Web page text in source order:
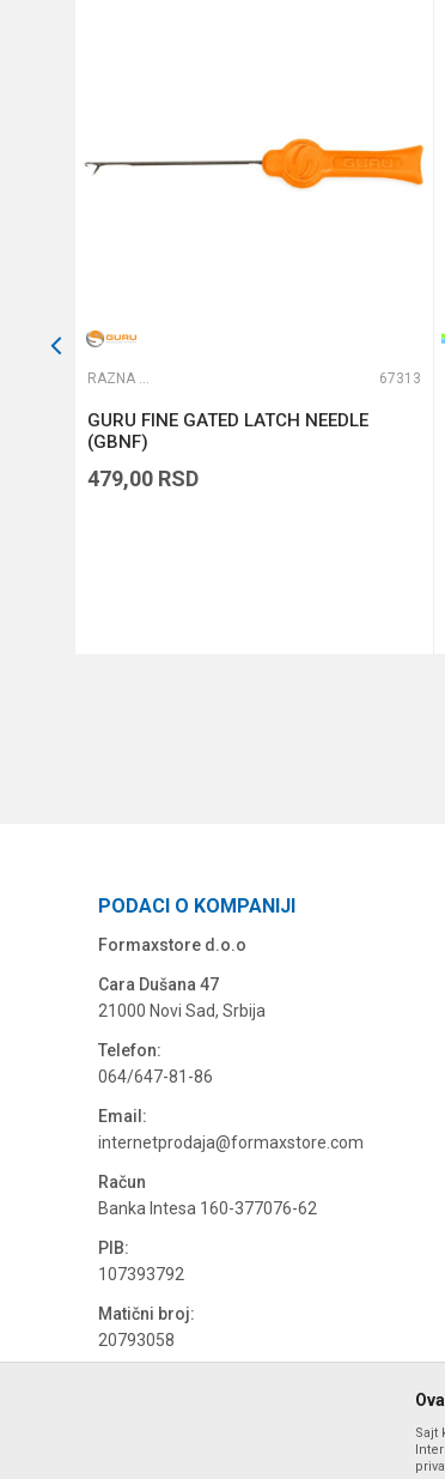
Anti-spam
POŠALJI
RAZNA OPREMA ZA FEEDER 67313
GURU FINE GATED LATCH NEEDLE
(GBNF)
479,00 RSD
PODACI O KOMPANIJI
Formaxstore d.o.o
Cara Dušana 47
21000 Novi Sad, Srbija
Telefon:
064/647-81-86
Email:
internetprodaja@formaxstore.com
Račun
Banka Intesa 160-377076-62
PIB:
107393792
Matični broj:
20793058
Sajt